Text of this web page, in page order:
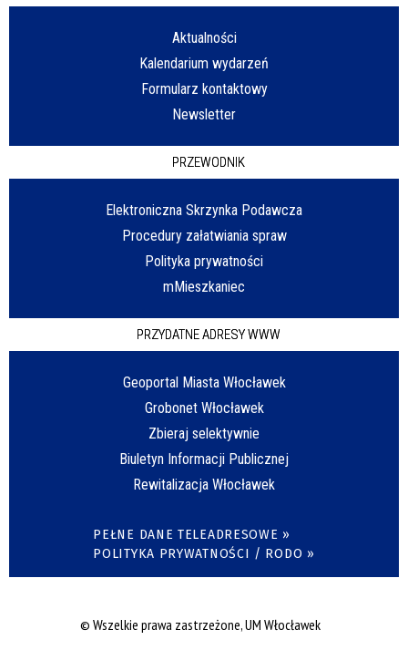
Aktualności
Kalendarium wydarzeń
Formularz kontaktowy
Newsletter
PRZEWODNIK
Elektroniczna Skrzynka Podawcza
Procedury załatwiania spraw
Polityka prywatności
mMieszkaniec
PRZYDATNE ADRESY WWW
Geoportal Miasta Włocławek
Grobonet Włocławek
Zbieraj selektywnie
Biuletyn Informacji Publicznej
Rewitalizacja Włocławek
PEŁNE DANE TELEADRESOWE »
POLITYKA PRYWATNOŚCI / RODO »
© Wszelkie prawa zastrzeżone, UM Włocławek